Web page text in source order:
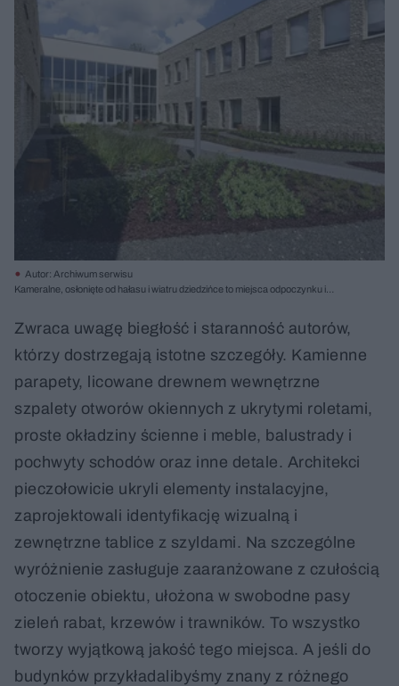
Autor: Archiwum serwisu
Kameralne, osłonięte od hałasu i wiatru dziedzińce to miejsca odpoczynku i
Zwraca uwagę biegłość i staranność autorów,
którzy dostrzegają istotne szczegóły. Kamienne
parapety, licowane drewnem wewnętrzne
szpalety otworów okiennych z ukrytymi roletami,
proste okładziny ścienne i meble, balustrady i
pochwyty schodów oraz inne detale. Architekci
pieczołowicie ukryli elementy instalacyjne,
zaprojektowali identyfikację wizualną i
zewnętrzne tablice z szyldami. Na szczególne
wyróżnienie zasługuje zaaranżowane z czułością
otoczenie obiektu, ułożona w swobodne pasy
zieleń rabat, krzewów i trawników. To wszystko
tworzy wyjątkową jakość tego miejsca. A jeśli do
budynków przykładalibyśmy znany z różnego